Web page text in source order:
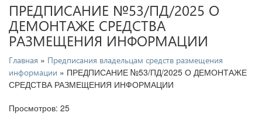
ПРЕДПИСАНИЕ №53/ПД/2025 О
ДЕМОНТАЖЕ СРЕДСТВА
РАЗМЕЩЕНИЯ ИНФОРМАЦИИ
Главная » Предписания владельцам средств размещения
информации » ПРЕДПИСАНИЕ №53/ПД/2025 О ДЕМОНТАЖЕ
СРЕДСТВА РАЗМЕЩЕНИЯ ИНФОРМАЦИИ
Просмотров: 25